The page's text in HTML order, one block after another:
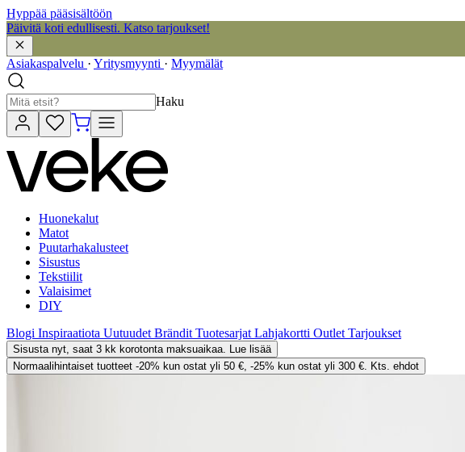
Hyppää pääsisältöön
Päivitä koti edullisesti. Katso tarjoukset!
Asiakaspalvelu · Yritysmyynti · Myymälät
Haku
Huonekalut
Matot
Puutarhakalusteet
Sisustus
Tekstiilit
Valaisimet
DIY
Blogi Inspiraatiota Uutuudet Brändit Tuotesarjat Lahjakortti Outlet Tarjoukset
Sisusta nyt, saat 3 kk korotonta maksuaikaa. Lue lisää
Normaalihintaiset tuotteet -20% kun ostat yli 50 €, -25% kun ostat yli 300 €. Kts. ehdot